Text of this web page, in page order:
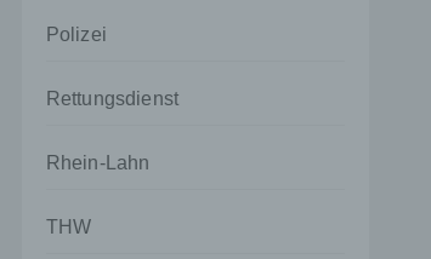
Polizei
Rettungsdienst
Rhein-Lahn
THW